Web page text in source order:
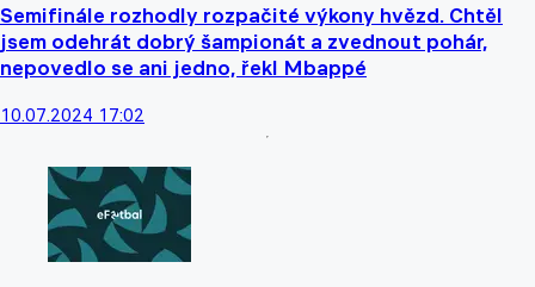
Semifinále rozhodly rozpačité výkony hvězd. Chtěl
jsem odehrát dobrý šampionát a zvednout pohár,
nepovedlo se ani jedno, řekl Mbappé
10.07.2024 17:02